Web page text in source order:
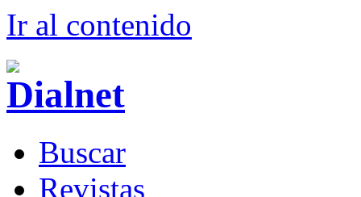
Ir al contenido
Buscar
Revistas